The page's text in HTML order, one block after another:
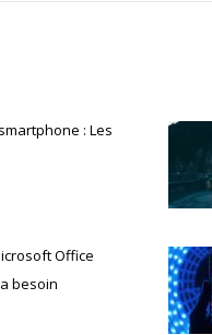
: Les
Office
besoin